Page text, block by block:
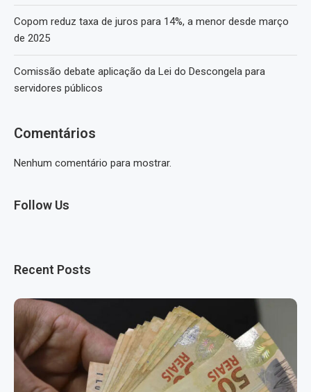
Copom reduz taxa de juros para 14%, a menor desde março
de 2025
Comissão debate aplicação da Lei do Descongela para
servidores públicos
Comentários
Nenhum comentário para mostrar.
Follow Us
Recent Posts